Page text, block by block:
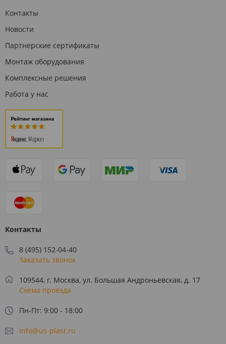
Контакты
Новости
Партнерские сертификаты
Монтаж оборудования
Комплексные решения
Работа у нас
Контакты
8 (495) 152-04-40
Заказать звонок
109544, г. Москва, ул. Большая Андроньевская, д. 17
Схема проезда
Пн-Пт: 9:00 - 18:00
info@us-plast.ru